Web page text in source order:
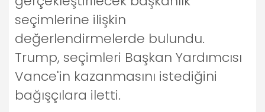
seçimlerine ilişkin
değerlendirmelerde bulundu.
Trump, seçimleri Başkan Yardımcısı
Vance'in kazanmasını istediğini
bağışçılara iletti.